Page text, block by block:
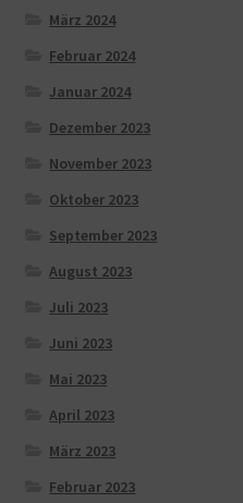
März 2024
Februar 2024
Januar 2024
Dezember 2023
November 2023
Oktober 2023
September 2023
August 2023
Juli 2023
Juni 2023
Mai 2023
April 2023
März 2023
Februar 2023